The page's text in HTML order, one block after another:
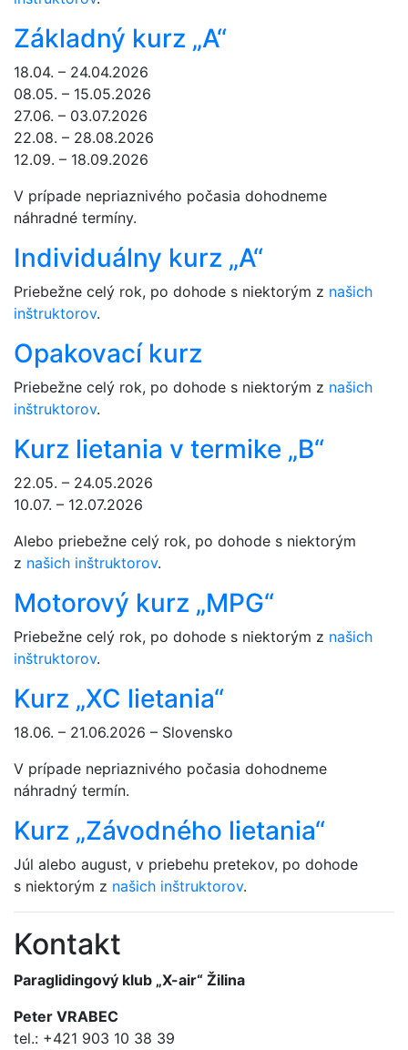
Základný kurz „A“
18.04. – 24.04.2026
08.05. – 15.05.2026
27.06. – 03.07.2026
22.08. – 28.08.2026
12.09. – 18.09.2026
V prípade nepriaznivého počasia dohodneme
náhradné termíny.
Individuálny kurz „A“
Priebežne celý rok, po dohode s niektorým z našich
inštruktorov.
Opakovací kurz
Priebežne celý rok, po dohode s niektorým z našich
inštruktorov.
Kurz lietania v termike „B“
22.05. – 24.05.2026
10.07. – 12.07.2026
Alebo priebežne celý rok, po dohode s niektorým
z našich inštruktorov.
Motorový kurz „MPG“
Priebežne celý rok, po dohode s niektorým z našich
inštruktorov.
Kurz „XC lietania“
18.06. – 21.06.2026 – Slovensko
V prípade nepriaznivého počasia dohodneme
náhradný termín.
Kurz „Závodného lietania“
Júl alebo august, v priebehu pretekov, po dohode
s niektorým z našich inštruktorov.
Kontakt
Paraglidingový klub „X-air“ Žilina
Peter VRABEC
tel.: +421 903 10 38 39